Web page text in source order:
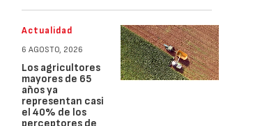
Actualidad
6 AGOSTO, 2026
Los agricultores
mayores de 65
años ya
representan casi
el 40% de los